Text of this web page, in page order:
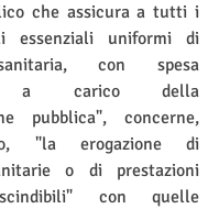
che assicura a tutti i
essenziali uniformi di
con spesa
a carico della
pubblica", concerne,
"la erogazione di
o di prestazioni
con quelle